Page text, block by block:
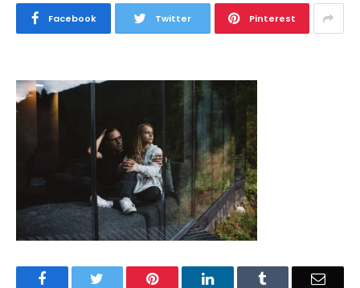
Facebook Twitter Pinterest
Facebook Pinterest LinkedIn Email